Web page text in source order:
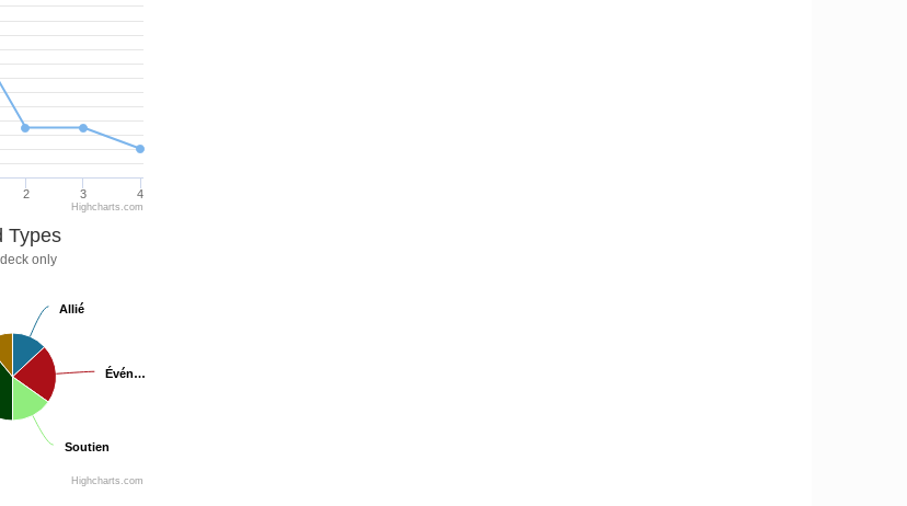
2 3 4
Highcharts.com
Types
only
Allié
Allié
Évén…
Évén…
Soutien
Soutien
Highcharts.com